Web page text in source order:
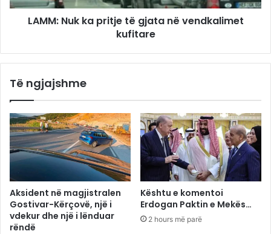
LAMM: Nuk ka pritje të gjata në vendkalimet
kufitare
Të ngjajshme
Aksident në magjistralen
Gostivar-Kërçovë, një i
vdekur dhe një i lënduar
rëndë
Kështu e komentoi
Erdogan Paktin e Mekës…
2 hours më parë